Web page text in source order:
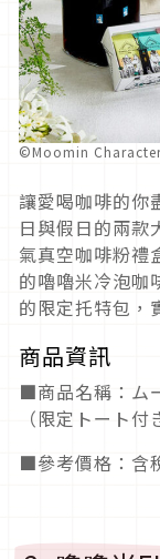
©Moomin
讓愛喝咖啡的你
日與假日的兩
氣真空咖啡粉禮
的嚕嚕米冷泡咖
的限定托特包，
商品資訊
■商品名稱：ム
（限定トート付
■參考價格：含